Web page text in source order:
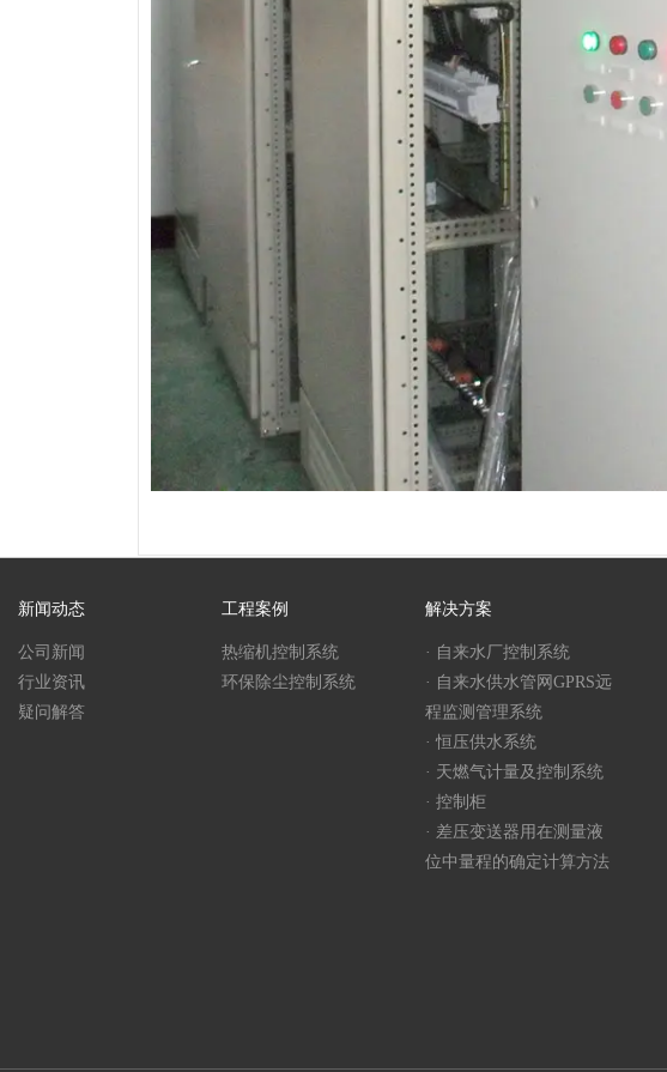
新闻动态
公司新闻
行业资讯
疑问解答
工程案例
热缩机控制系统
环保除尘控制系统
解决方案
· 自来水厂控制系统
· 自来水供水管网GPRS远
程监测管理系统
· 恒压供水系统
· 天燃气计量及控制系统
· 控制柜
· 差压变送器用在测量液
位中量程的确定计算方法